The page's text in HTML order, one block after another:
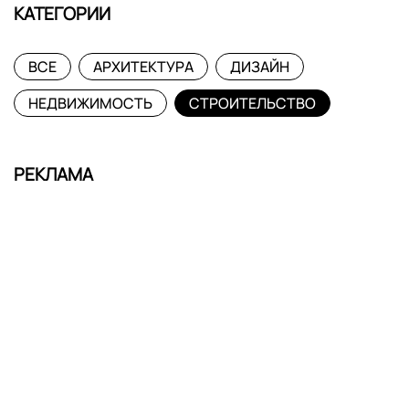
КАТЕГОРИИ
ВСЕ АРХИТЕКТУРА
ДИЗАЙН
НЕДВИЖИМОСТЬ
СТРОИТЕЛЬСТВО
РЕКЛАМА